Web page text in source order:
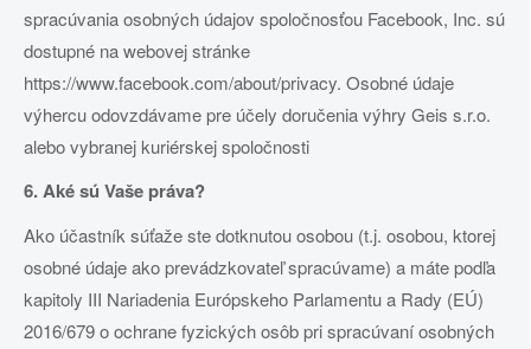
spracúvania osobných údajov spoločnosťou Facebook, Inc. sú
dostupné na webovej stránke
https://www.facebook.com/about/privacy. Osobné údaje
výhercu odovzdávame pre účely doručenia výhry Geis s.r.o.
alebo vybranej kuriérskej spoločnosti
6. Aké sú Vaše práva?
Ako účastník súťaže ste dotknutou osobou (t.j. osobou, ktorej
osobné údaje ako prevádzkovateľ spracúvame) a máte podľa
kapitoly III Nariadenia Európskeho Parlamentu a Rady (EÚ)
2016/679 o ochrane fyzických osôb pri spracúvaní osobných